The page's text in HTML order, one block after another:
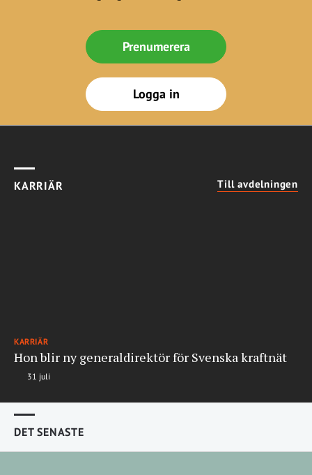
Prenumerera
Logga in
KARRIÄR Till avdelningen
KARRIÄR
Hon blir ny generaldirektör för Svenska kraftnät
31 juli
DET SENASTE